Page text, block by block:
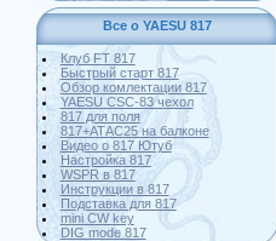
Все о YAESU 817
Клуб FT 817
Быстрый старт 817
Обзор комлектации 817
YAESU CSC-83 чехол
817 для поля
817+АТАС25 на балконе
Видео о 817 Ютуб
Настройка 817
WSPR в 817
Инструкции в 817
Подставка для 817
mini CW key
DIG mode 817